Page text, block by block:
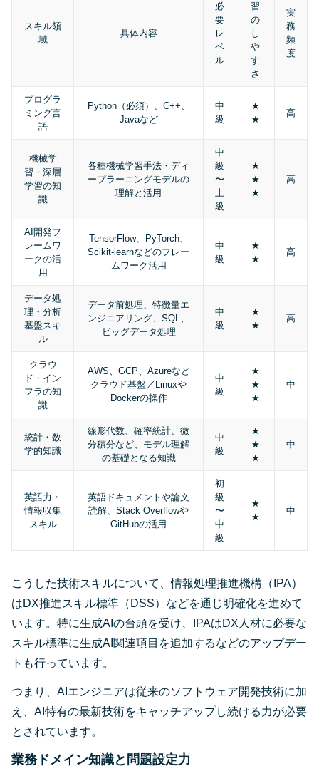
スキル領
域
具体内容
必
要
レ
ベ
ル
習
の
し
や
す
さ
実
務
頻
度
プログラ
ミング言
語
Python（必須）、C++、
Javaなど
中
級
★
★
高
機械学
習・深層
学習の知
識
各種機械学習手法・ディ
ープラーニングモデルの
理解と活用
中
級
〜
上
級
★
★
★
高
AI開発フ
レームワ
ークの活
用
TensorFlow、PyTorch、
Scikit-learnなどのフレー
ムワーク活用
中
級
★
★
高
データ処
理・分析
基盤スキ
ル
データ前処理、特徴量エ
ンジニアリング、SQL、
ビッグデータ処理
中
級
★
★
高
クラウ
ド・イン
フラの知
識
AWS、GCP、Azureなど
クラウド基盤／Linuxや
Dockerの操作
中
級
★
★
★
中
統計・数
学的知識
線形代数、確率統計、微
分積分など、モデル理解
の基礎となる知識
中
級
★
★
★
中
英語力・
情報収集
スキル
英語ドキュメントや論文
読解、Stack Overflowや
GitHubの活用
初
級
〜
中
級
★
★
中
こうした技術スキルについて、情報処理推進機構（IPA）
はDX推進スキル標準（DSS）などを通じ明確化を進めて
います。特に生成AIの台頭を受け、IPAはDX人材に必要な
スキル標準に生成AI関連項目を追加するなどのアップデー
トも行っています。
つまり、AIエンジニアは従来のソフトウェア開発技術に加
え、AI特有の最新技術をキャッチアップし続ける力が必要
とされています。
業務ドメイン知識と問題設定力